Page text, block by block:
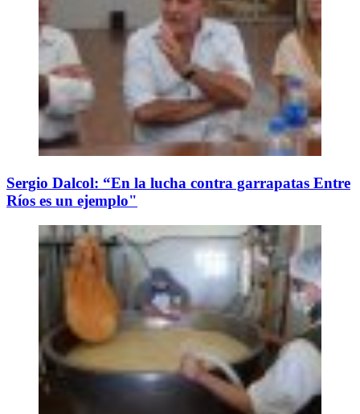
Sergio Dalcol: “En la lucha contra garrapatas Entre
Ríos es un ejemplo"